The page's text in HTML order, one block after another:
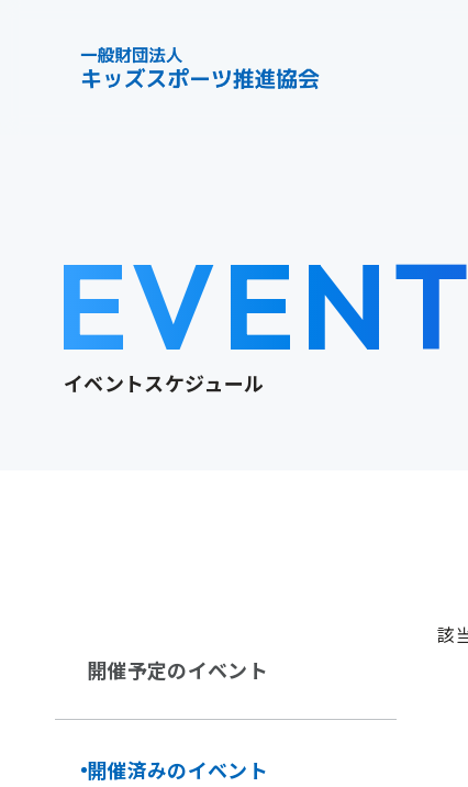
イベントスケジュール
開催予定のイベント
開催済みのイベント
該